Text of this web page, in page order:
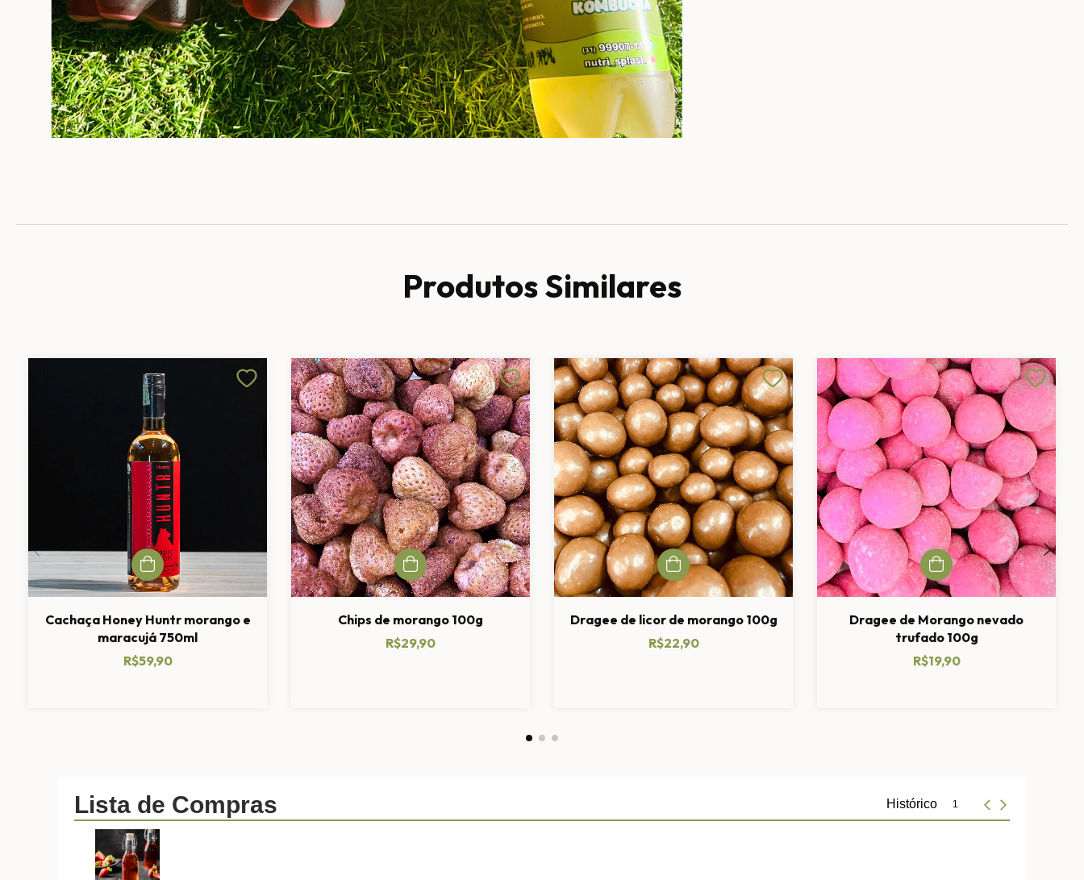
Produtos Similares
Cachaça Honey Huntr morango e
maracujá 750ml
R$59,90
Chips de morango 100g
R$29,90
Dragee de licor de morango 100g
R$22,90
Dragee de Morango nevado
trufado 100g
R$19,90